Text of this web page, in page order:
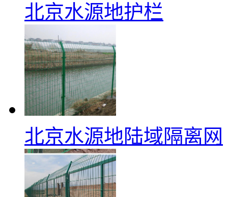
北京水源地护栏
北京水源地陆域隔离网